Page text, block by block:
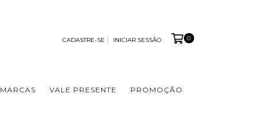
CADASTRE-SE INICIAR SESSÃO 0
MARCAS VALE PRESENTE PROMOÇÃO